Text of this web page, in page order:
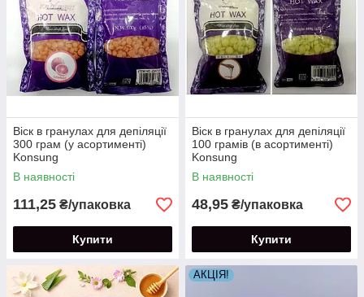
Віск в гранулах для депіляції
300 грам (у асортименті)
Konsung
В наявності
111,25 ₴/упаковка
Купити
Віск в гранулах для депіляції
100 грамів (в асортименті)
Konsung
В наявності
48,95 ₴/упаковка
Купити
АКЦІЯ!